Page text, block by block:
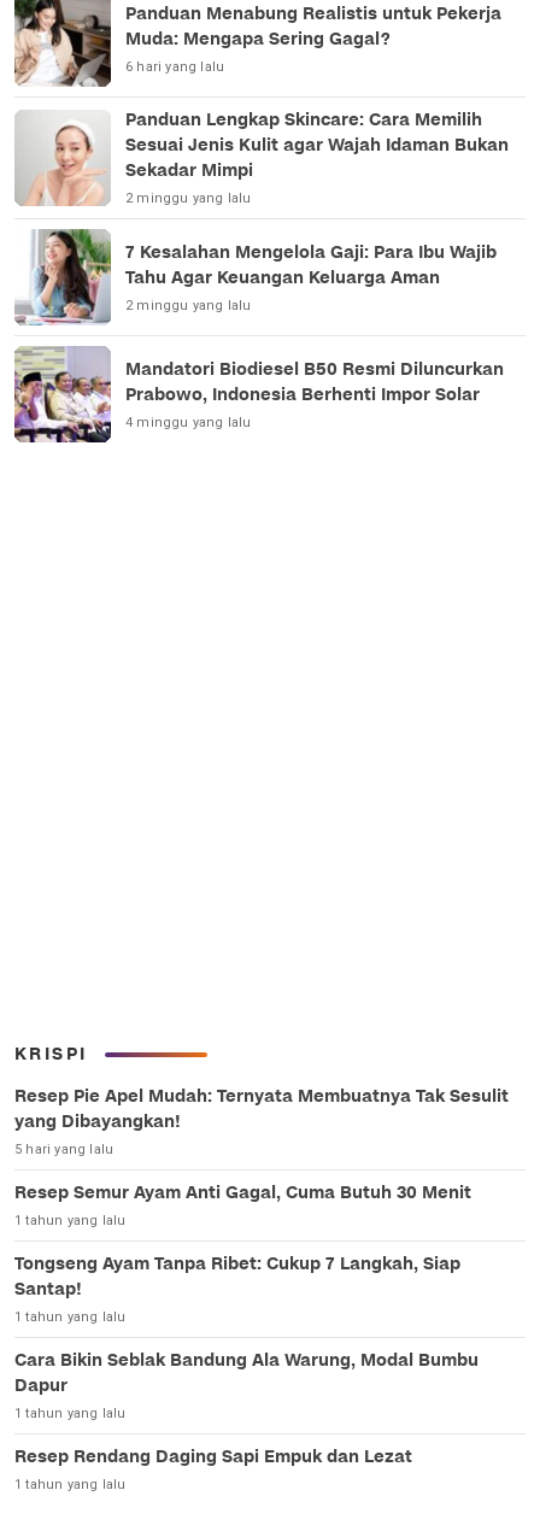
Panduan Menabung Realistis untuk Pekerja
Muda: Mengapa Sering Gagal?
6 hari yang lalu
Panduan Lengkap Skincare: Cara Memilih
Sesuai Jenis Kulit agar Wajah Idaman Bukan
Sekadar Mimpi
2 minggu yang lalu
7 Kesalahan Mengelola Gaji: Para Ibu Wajib
Tahu Agar Keuangan Keluarga Aman
2 minggu yang lalu
Mandatori Biodiesel B50 Resmi Diluncurkan
Prabowo, Indonesia Berhenti Impor Solar
4 minggu yang lalu
KRISPI
Resep Pie Apel Mudah: Ternyata Membuatnya Tak Sesulit
yang Dibayangkan!
5 hari yang lalu
Resep Semur Ayam Anti Gagal, Cuma Butuh 30 Menit
1 tahun yang lalu
Tongseng Ayam Tanpa Ribet: Cukup 7 Langkah, Siap
Santap!
1 tahun yang lalu
Cara Bikin Seblak Bandung Ala Warung, Modal Bumbu
Dapur
1 tahun yang lalu
Resep Rendang Daging Sapi Empuk dan Lezat
1 tahun yang lalu